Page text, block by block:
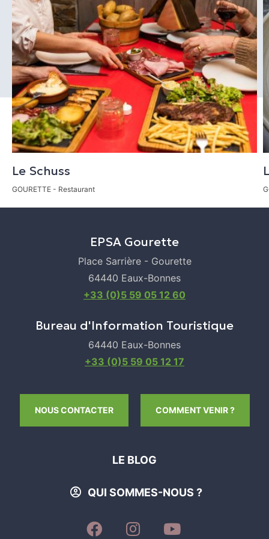
Leaflet|©OpenStreetMap
CALCULER MON ITINÉRAIRE
Le Schuss
GOURETTE - Restaurant
EPSA Gourette
Place Sarrière - Gourette
64440 Eaux-Bonnes
+33 (0)5 59 05 12 60
Bureau d'Information Touristique
64440 Eaux-Bonnes
+33 (0)5 59 05 12 17
NOUS CONTACTER COMMENT VENIR ?
LE BLOG
QUI SOMMES-NOUS ?
SUIVEZ-SUIVEZ-